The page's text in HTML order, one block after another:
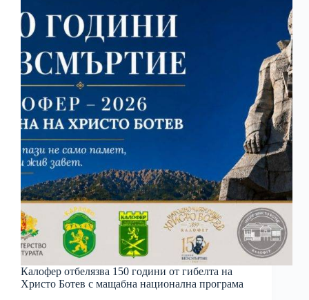
Калофер отбелязва 150 години от гибелта на
Христо Ботев с мащабна национална програма